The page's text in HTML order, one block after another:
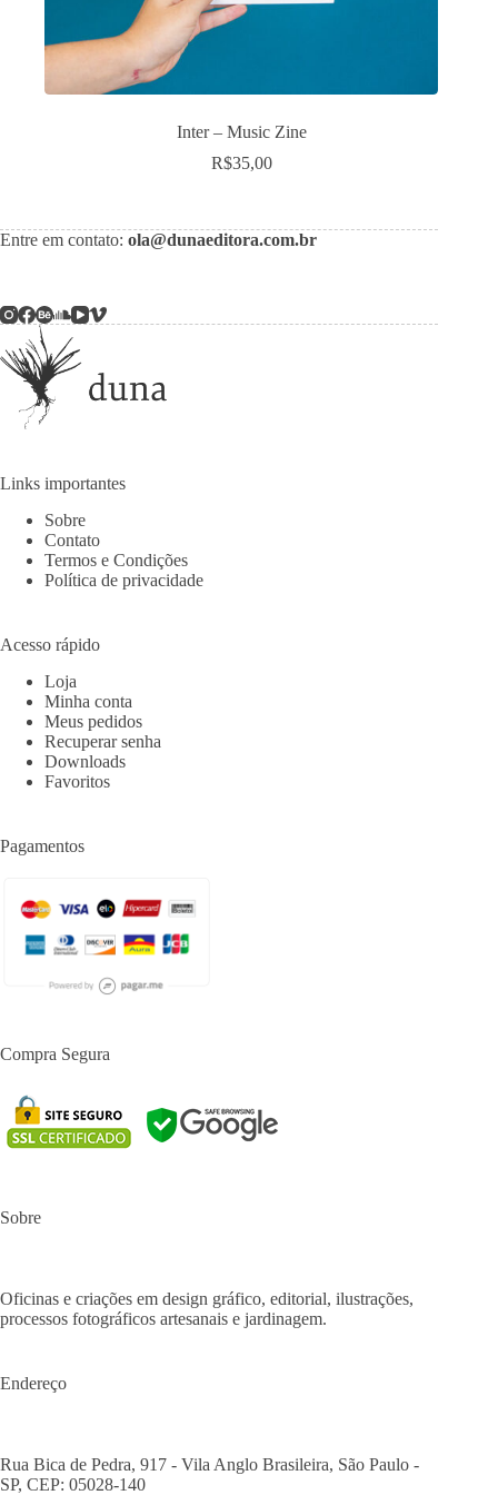
Inter – Music Zine
R$35,00
Entre em contato: ola@dunaeditora.com.br
Links importantes
Sobre
Contato
Termos e Condições
Política de privacidade
Acesso rápido
Loja
Minha conta
Meus pedidos
Recuperar senha
Downloads
Favoritos
Pagamentos
Compra Segura
Sobre
Oficinas e criações em design gráfico, editorial, ilustrações,
processos fotográficos artesanais e jardinagem.
Endereço
Rua Bica de Pedra, 917 - Vila Anglo Brasileira, São Paulo -
SP, CEP: 05028-140